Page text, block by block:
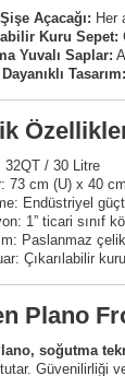
Açacağı: Her
Kuru Sepet:
Yuvalı Saplar:
Tasarım:
32QT / 30 Litre
73 cm (U) x 40
Endüstriyel
1” ticari sınıf
Paslanmaz
Çıkarılabilir
Plano
soğutma
Güvenilirliği